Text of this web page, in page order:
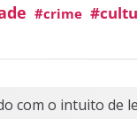
#crime
com o intuito